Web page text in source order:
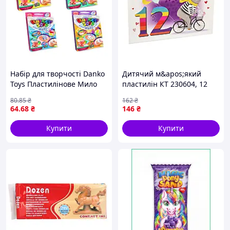
Щоб уникнути висихання, зберігати в холодильнику в
пластиковій тарі або в щільно зав'язаному пакеті.
Ком глини вагою 19 кг має розмір 15х18х35 см.
Набір для творчості Danko
Toys Пластилінове Мило
PCS-02-01U,02U,03U,04U
64.68 ₴
80.85₴
Купити
Дитячий м&apos;який
пластилін КТ 230604, 12
146 ₴
162₴
Купити